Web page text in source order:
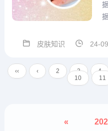
皮肤知识 24-
‹‹ ‹ 2 3 4
10
11
«